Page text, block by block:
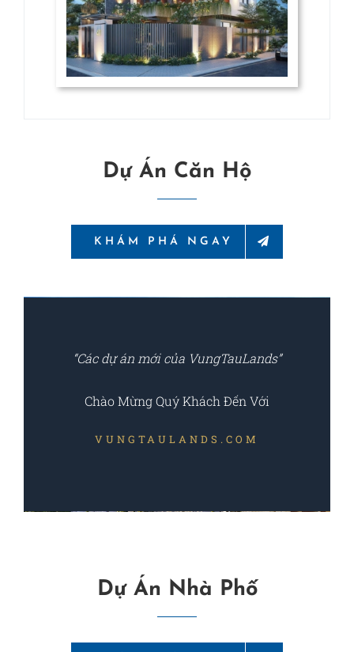
Dự Án Căn Hộ
KHÁM PHÁ NGAY
“Các dự án mới của VungTauLands”
Chào Mừng Quý Khách Đến Với
VUNGTAULANDS.COM
Dự Án Nhà Phố